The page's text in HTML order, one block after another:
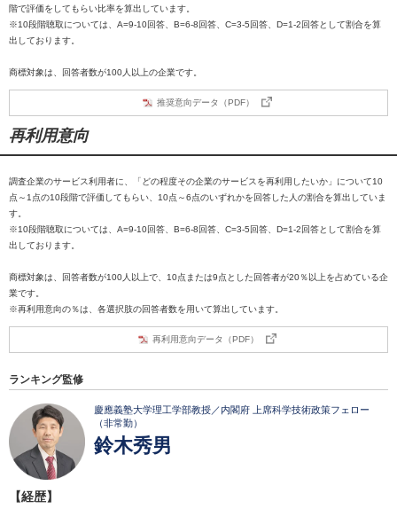
階で評価をしてもらい比率を算出しています。
※10段階聴取については、A=9-10回答、B=6-8回答、C=3-5回答、D=1-2回答として割合を算
出しております。
商標対象は、回答者数が100人以上の企業です。
推奨意向データ（PDF）
再利用意向
調査企業のサービス利用者に、「どの程度その企業のサービスを再利用したいか」について10
点～1点の10段階で評価してもらい、10点～6点のいずれかを回答した人の割合を算出していま
す。
※10段階聴取については、A=9-10回答、B=6-8回答、C=3-5回答、D=1-2回答として割合を算
出しております。
商標対象は、回答者数が100人以上で、10点または9点とした回答者が20％以上を占めている企
業です。
※再利用意向の％は、各選択肢の回答者数を用いて算出しています。
再利用意向データ（PDF）
ランキング監修
慶應義塾大学理工学部教授／内閣府 上席科学技術政策フェロー
（非常勤）
鈴木秀男
【経歴】